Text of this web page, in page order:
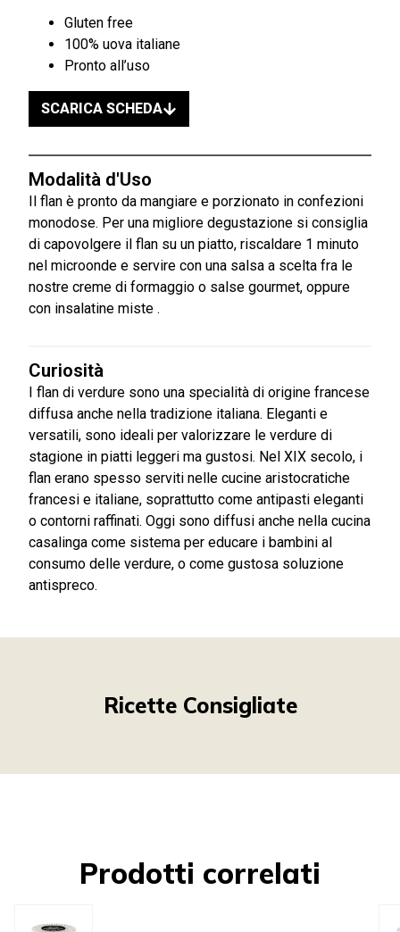
Gluten free
100% uova italiane
Pronto all’uso
SCARICA SCHEDA
Modalità d'Uso
Il flan è pronto da mangiare e porzionato in confezioni
monodose. Per una migliore degustazione si consiglia
di capovolgere il flan su un piatto, riscaldare 1 minuto
nel microonde e servire con una salsa a scelta fra le
nostre creme di formaggio o salse gourmet, oppure
con insalatine miste .
Curiosità
I flan di verdure sono una specialità di origine francese
diffusa anche nella tradizione italiana. Eleganti e
versatili, sono ideali per valorizzare le verdure di
stagione in piatti leggeri ma gustosi. Nel XIX secolo, i
flan erano spesso serviti nelle cucine aristocratiche
francesi e italiane, soprattutto come antipasti eleganti
o contorni raffinati. Oggi sono diffusi anche nella cucina
casalinga come sistema per educare i bambini al
consumo delle verdure, o come gustosa soluzione
antispreco.
Ricette Consigliate
Prodotti correlati